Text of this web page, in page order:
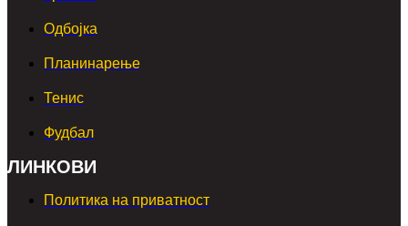
Одбојка
Планинарење
Тенис
Фудбал
ЛИНКОВИ
Политика на приватност